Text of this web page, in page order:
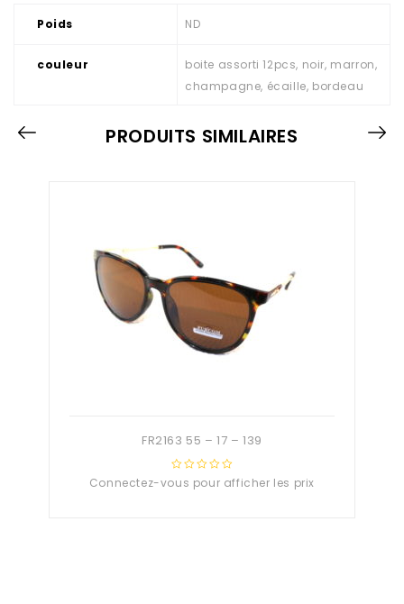
Poids ND
couleur
boite assorti 12pcs, noir, marron,
champagne, écaille, bordeau
PRODUITS SIMILAIRES
FR2163 55 – 17 – 139
0
Connectez-vous pour afficher les prix